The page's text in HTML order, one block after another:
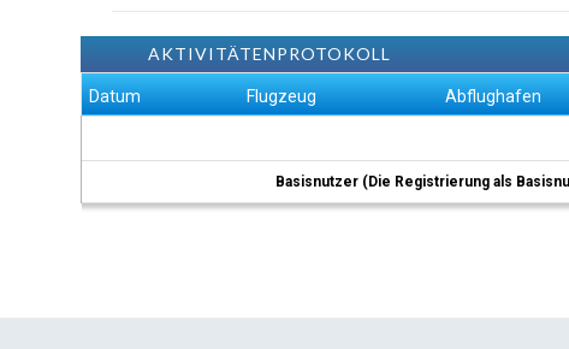
AKTIVITÄTENPROTOKOLL
Datum Flugzeug Abflughafen
Basisnutzer (Die Registrierung als